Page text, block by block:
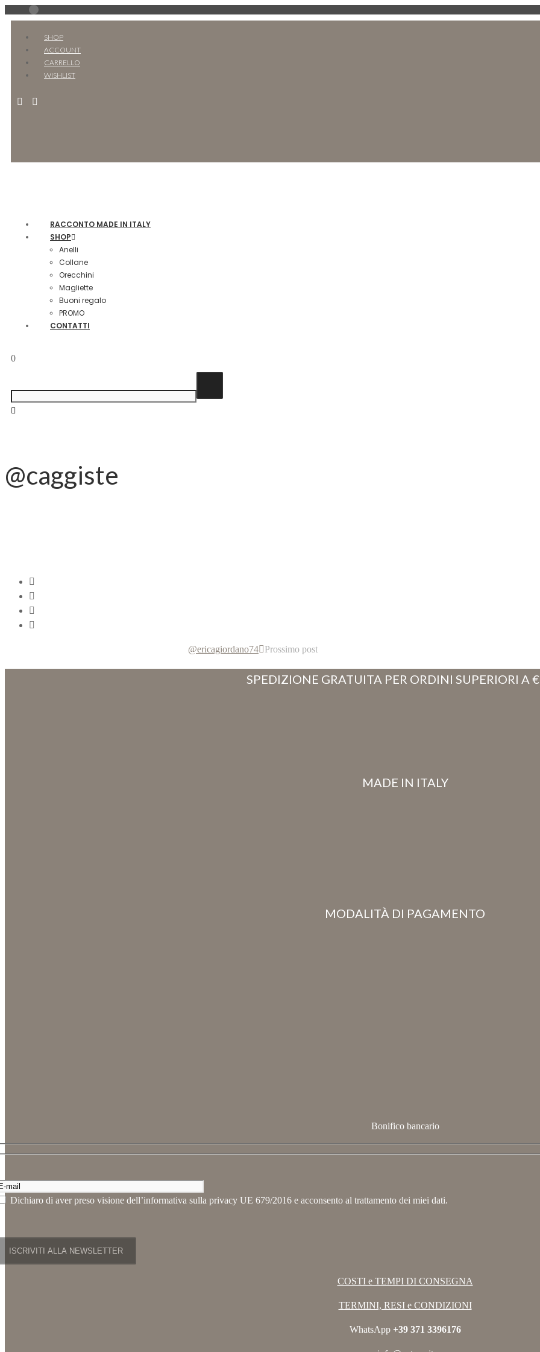
SHOP
ACCOUNT
CARRELLO
WISHLIST
RACCONTO MADE IN ITALY
SHOP
Anelli
Collane
Orecchini
Magliette
Buoni regalo
PROMO
CONTATTI
0
@caggiste
@ericagiordano74 Prossimo post
SPEDIZIONE GRATUITA PER ORDINI SUPERIORI A
MADE IN ITALY
MODALITÀ DI PAGAMENTO
Bonifico bancario
Dichiaro di aver preso visione dell’informativa sulla privacy UE 679/2016 e acconsento al trattamento dei miei dati.
COSTI e TEMPI DI CONSEGNA
TERMINI, RESI e CONDIZIONI
WhatsApp +39 371 3396176